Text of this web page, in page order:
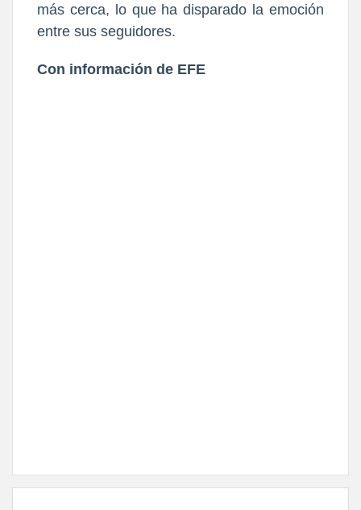
más cerca, lo que ha disparado la emoción
entre sus seguidores.
Con información de EFE